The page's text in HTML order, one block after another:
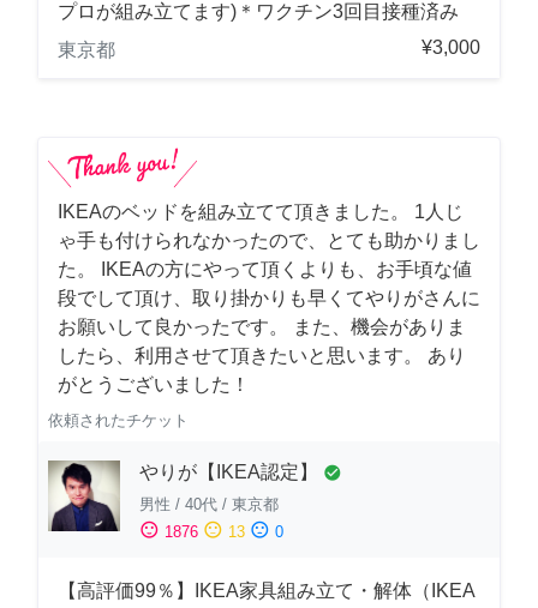
プロが組み立てます)＊ワクチン3回目接種済み
東京都
¥3,000
IKEAのベッドを組み立てて頂きました。 1人じ
ゃ手も付けられなかったので、とても助かりまし
た。 IKEAの方にやって頂くよりも、お手頃な値
段でして頂け、取り掛かりも早くてやりがさんに
お願いして良かったです。 また、機会がありま
したら、利用させて頂きたいと思います。 あり
がとうございました！
依頼されたチケット
やりが【IKEA認定】 check_circle
男性 / 40代 / 東京都
sentiment_satisfied 1876 sentiment_neutral 13 sentiment_dissatisfied 0
【高評価99％】IKEA家具組み立て・解体（IKEA